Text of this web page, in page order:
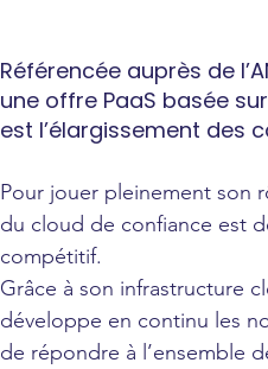
Référencée auprès de
une offre PaaS basée
est l’élargissement des
Pour jouer pleinement son
du cloud de confiance est
compétitif.
Grâce à son infrastructure
développe en continu les
de répondre à l’ensemble